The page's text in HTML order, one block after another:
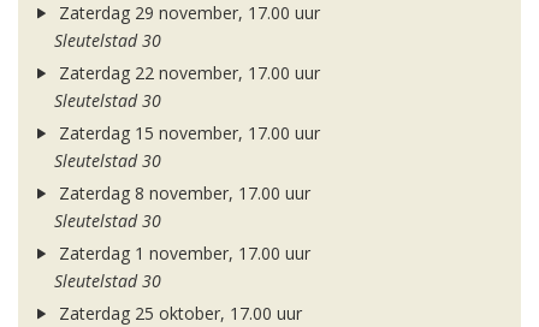
Zaterdag 29 november, 17.00 uur
Sleutelstad 30
Zaterdag 22 november, 17.00 uur
Sleutelstad 30
Zaterdag 15 november, 17.00 uur
Sleutelstad 30
Zaterdag 8 november, 17.00 uur
Sleutelstad 30
Zaterdag 1 november, 17.00 uur
Sleutelstad 30
Zaterdag 25 oktober, 17.00 uur